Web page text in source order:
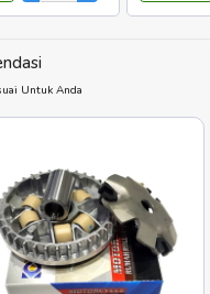
Untuk Anda